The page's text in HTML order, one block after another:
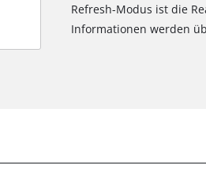
Refresh-Modus ist die
Informationen werden